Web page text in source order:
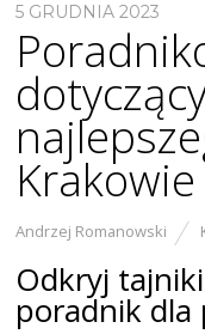
5 GRUDNIA 2023
Krakowie
Andrzej Romanowski
Odkryj
poradnik dla